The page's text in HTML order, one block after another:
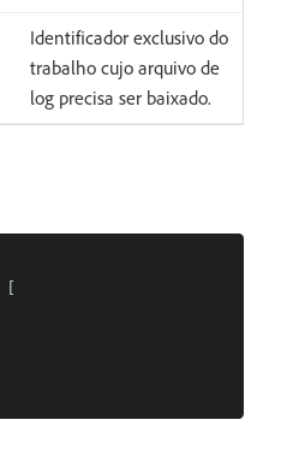
Identificador exclusivo do
trabalho cujo arquivo de
log precisa ser baixado.
[